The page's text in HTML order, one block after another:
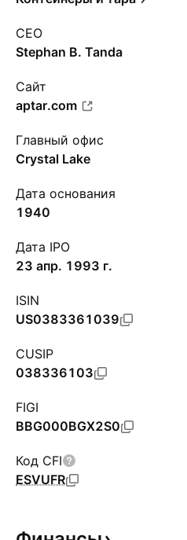
CEO
Stephan B. Tanda
Сайт
aptar.com
Главный офис
Crystal Lake
Дата основания
1940
Дата IPO
23 апр. 1993 г.
ISIN
US0383361039
CUSIP
038336103
FIGI
BBG000BGX2S0
Код CFI
ESVUFR